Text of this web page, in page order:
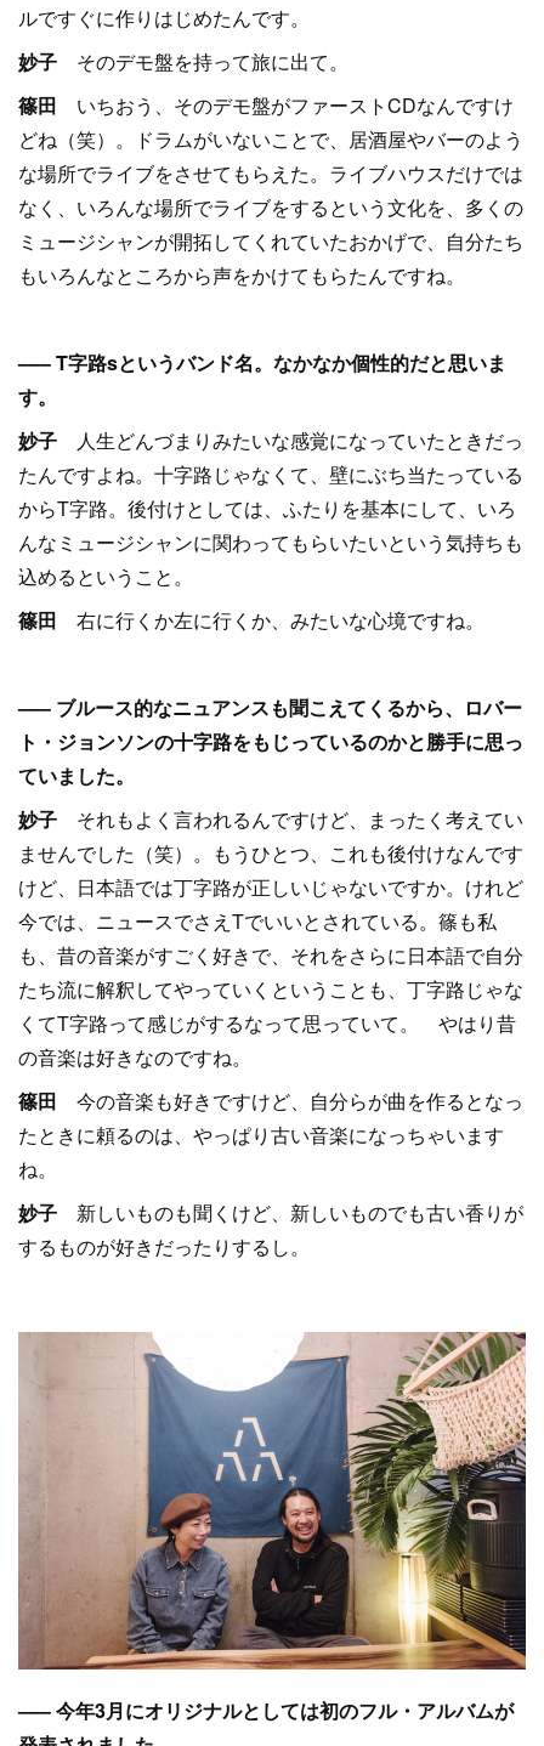
ルですぐに作りはじめたんです。
妙子 そのデモ盤を持って旅に出て。
篠田 いちおう、そのデモ盤がファーストCDなんですけ
どね（笑）。ドラムがいないことで、居酒屋やバーのよう
な場所でライブをさせてもらえた。ライブハウスだけでは
なく、いろんな場所でライブをするという文化を、多くの
ミュージシャンが開拓してくれていたおかげで、自分たち
もいろんなところから声をかけてもらたんですね。
––– T字路sというバンド名。なかなか個性的だと思いま
す。
妙子 人生どんづまりみたいな感覚になっていたときだっ
たんですよね。十字路じゃなくて、壁にぶち当たっている
からT字路。後付けとしては、ふたりを基本にして、いろ
んなミュージシャンに関わってもらいたいという気持ちも
込めるということ。
篠田 右に行くか左に行くか、みたいな心境ですね。
––– ブルース的なニュアンスも聞こえてくるから、ロバー
ト・ジョンソンの十字路をもじっているのかと勝手に思っ
ていました。
妙子 それもよく言われるんですけど、まったく考えてい
ませんでした（笑）。もうひとつ、これも後付けなんです
けど、日本語では丁字路が正しいじゃないですか。けれど
今では、ニュースでさえTでいいとされている。篠も私
も、昔の音楽がすごく好きで、それをさらに日本語で自分
たち流に解釈してやっていくということも、丁字路じゃな
くてT字路って感じがするなって思っていて。 やはり昔
の音楽は好きなのですね。
篠田 今の音楽も好きですけど、自分らが曲を作るとなっ
たときに頼るのは、やっぱり古い音楽になっちゃいます
ね。
妙子 新しいものも聞くけど、新しいものでも古い香りが
するものが好きだったりするし。
––– 今年3月にオリジナルとしては初のフル・アルバムが